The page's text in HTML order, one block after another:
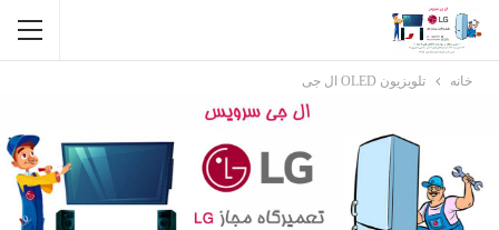
خانه تلویزیون OLED ال جی